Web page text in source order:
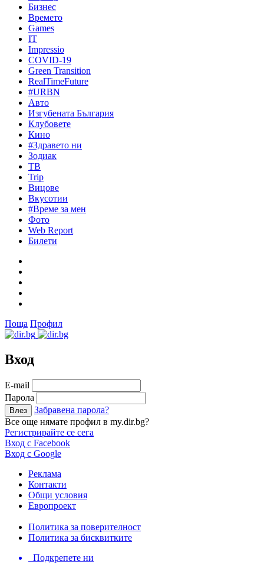
Бизнес
Времето
Games
IT
Impressio
COVID-19
Green Transition
RealTimeFuture
#URBN
Авто
Изгубената България
Клубовете
Кино
#Здравето ни
Зодиак
ТВ
Trip
Вицове
Вкусотии
#Време за мен
Фото
Web Report
Билети
Поща Профил
Вход
Е-mail
Парола
Забравена парола?
Все още нямате профил в my.dir.bg?
Регистрирайте се сега
Вход с Facebook
Вход с Google
Реклама
Контакти
Общи условия
Европроект
Политика за поверителност
Политика за бисквитките
Подкрепете ни